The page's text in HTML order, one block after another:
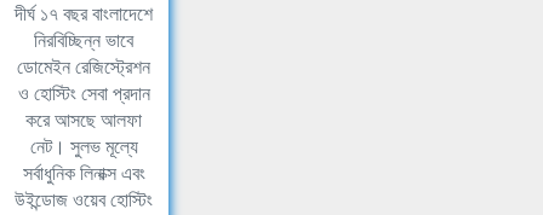
দীর্ঘ ১৭ বছর বাংলাদেশে
নিরবিচ্ছিন্ন ভাবে
ডোমেইন রেজিস্ট্রেশন
ও হোস্টিং সেবা প্রদান
করে আসছে আলফা
নেট। সুলভ মূল্যে
সর্বাধুনিক লিনাক্স এবং
উইন্ডোজ ওয়েব হোস্টিং